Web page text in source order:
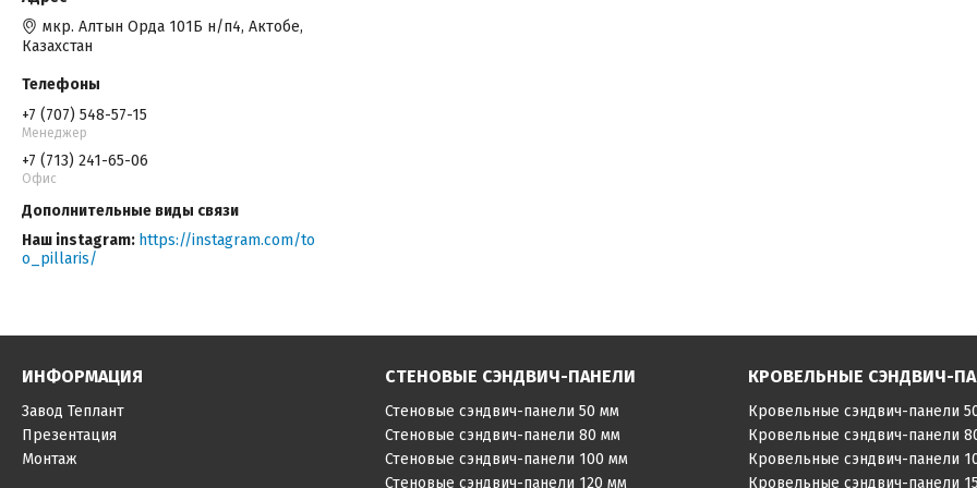
мкр. Алтын Орда 101Б н/п4, Актобе,
Казахстан
+7 (707) 548-57-15
Менеджер
+7 (713) 241-65-06
Офис
Наш instagram https://instagram.com/to
o_pillaris/
ИНФОРМАЦИЯ
Завод Теплант
Презентация
Монтаж
СТЕНОВЫЕ СЭНДВИЧ-ПАНЕЛИ
Стеновые сэндвич-панели 50 мм
Стеновые сэндвич-панели 80 мм
Стеновые сэндвич-панели 100 мм
Стеновые сэндвич-панели 120 мм
КРОВЕЛЬНЫЕ СЭНДВИЧ-
Кровельные сэндвич-панели
Кровельные сэндвич-панели
Кровельные сэндвич-панели
Кровельные сэндвич-панели